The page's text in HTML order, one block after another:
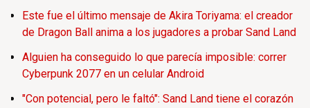
Este fue el último mensaje de Akira Toriyama: el creador
de Dragon Ball anima a los jugadores a probar Sand Land
Alguien ha conseguido lo que parecía imposible: correr
Cyberpunk 2077 en un celular Android
"Con potencial, pero le faltó": Sand Land tiene el corazón